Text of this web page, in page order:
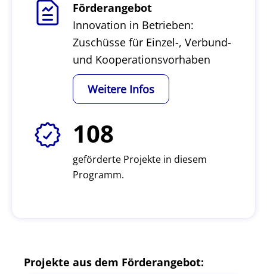
Förderangebot
Innovation in Betrieben:
Zuschüsse für Einzel-, Verbund-
und Kooperationsvorhaben
Weitere Infos
108
geförderte Projekte in diesem
Programm.
Projekte aus dem Förderangebot: